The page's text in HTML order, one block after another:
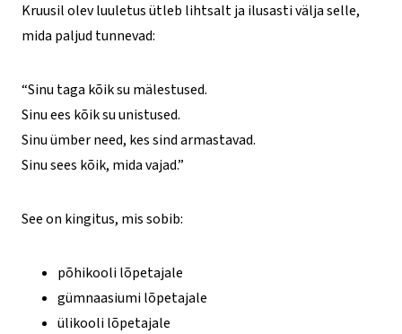
Kruusil olev luuletus ütleb lihtsalt ja ilusasti välja selle,
mida paljud tunnevad:
“Sinu taga kõik su mälestused.
Sinu ees kõik su unistused.
Sinu ümber need, kes sind armastavad.
Sinu sees kõik, mida vajad.”
See on kingitus, mis sobib:
põhikooli lõpetajale
gümnaasiumi lõpetajale
ülikooli lõpetajale